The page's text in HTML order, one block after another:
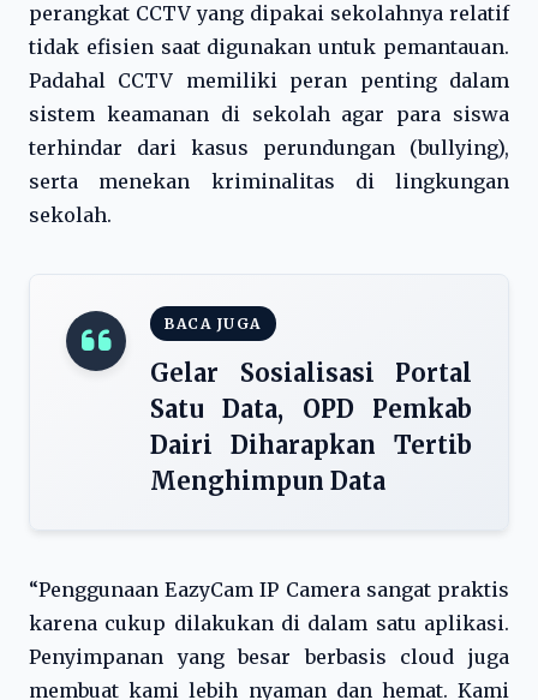
perangkat CCTV yang dipakai sekolahnya relatif
tidak efisien saat digunakan untuk pemantauan.
Padahal CCTV memiliki peran penting dalam
sistem keamanan di sekolah agar para siswa
terhindar dari kasus perundungan (bullying),
serta menekan kriminalitas di lingkungan
sekolah.
BACA JUGA
Gelar Sosialisasi Portal
Satu Data, OPD Pemkab
Dairi Diharapkan Tertib
Menghimpun Data
“Penggunaan EazyCam IP Camera sangat praktis
karena cukup dilakukan di dalam satu aplikasi.
Penyimpanan yang besar berbasis cloud juga
membuat kami lebih nyaman dan hemat. Kami